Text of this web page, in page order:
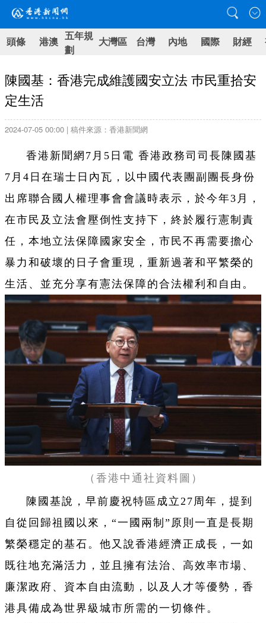
頭條 港澳 五年規
劃
大灣區 台灣 內地 國際 財經
陳國基：香港完成維護國安立法 巿民重拾安
定生活
2024-07-05 00:00 | 稿件來源：香港新聞網
香港新聞網7月5日電 香港政務司司長陳國基
7月4日在瑞士日內瓦，以中國代表團副團長身份
出席聯合國人權理事會會議時表示，於今年3月，
在市民及立法會壓倒性支持下，終於履行憲制責
任，本地立法保障國家安全，市民不再需要擔心
暴力和破壞的日子會重現，重新過著和平繁榮的
生活、並充分享有憲法保障的合法權利和自由。
（香港中通社資料圖）
陳國基說，早前慶祝特區成立27周年，提到
自從回歸祖國以來，“一國兩制”原則一直是長期
繁榮穩定的基石。他又說香港經濟正成長，一如
既往地充滿活力，並且擁有法治、高效率市場、
廉潔政府、資本自由流動，以及人才等優勢，香
港具備成為世界級城市所需的一切條件。